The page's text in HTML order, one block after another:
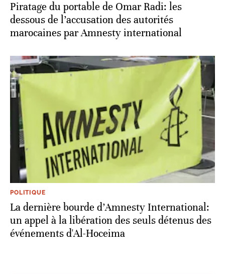
Piratage du portable de Omar Radi: les
dessous de l’accusation des autorités
marocaines par Amnesty international
POLITIQUE
La dernière bourde d’Amnesty International:
un appel à la libération des seuls détenus des
événements d'Al-Hoceima